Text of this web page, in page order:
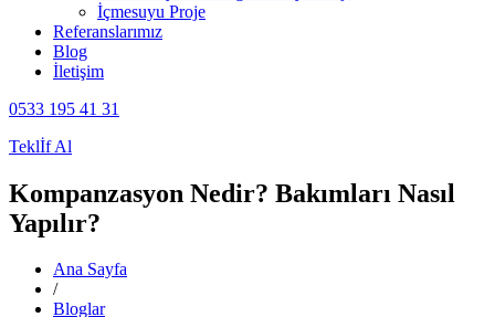
İçmesuyu Proje
Referanslarımız
Blog
İletişim
0533 195 41 31
Teklİf Al
Kompanzasyon Nedir? Bakımları Nasıl
Yapılır?
Ana Sayfa
/
Bloglar